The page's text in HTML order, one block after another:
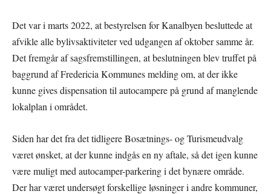
Det var i marts 2022, at bestyrelsen for Kanalbyen besluttede at
afvikle alle bylivsaktiviteter ved udgangen af oktober samme år.
Det fremgår af sagsfremstillingen, at beslutningen blev truffet på
baggrund af Fredericia Kommunes melding om, at der ikke
kunne gives dispensation til autocampere på grund af manglende
lokalplan i området.
Siden har det fra det tidligere Bosætnings- og Turismeudvalg
været ønsket, at der kunne indgås en ny aftale, så det igen kunne
være muligt med autocamper-parkering i det bynære område.
Der har været undersøgt forskellige løsninger i andre kommuner,